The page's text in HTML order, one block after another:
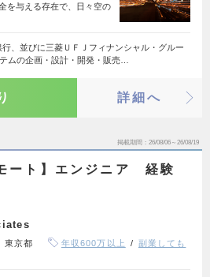
を与える存在で、日々空の
、並びに三菱ＵＦＪフィナンシャル・グルー
ムの企画・設計・開発・販売…
詳細へ
掲載期間 26/08/06～26/08/19
ート】エンジニア 経験
東京都 年収600万以上
副業しても